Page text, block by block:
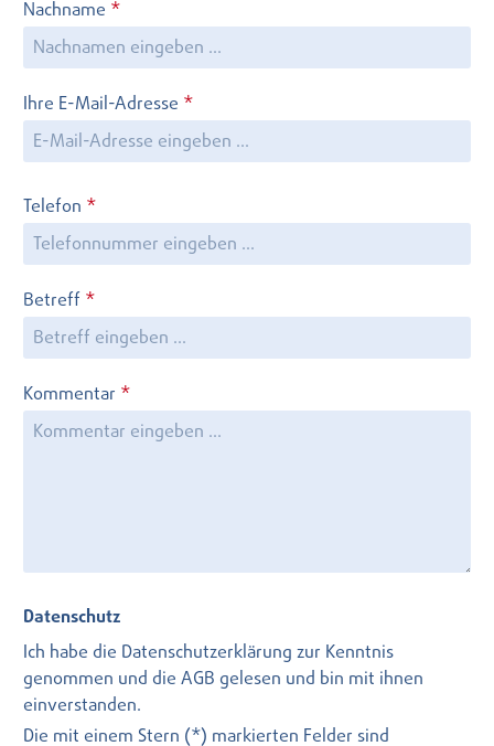
Nachname *
Ihre E-Mail-Adresse *
Telefon *
Betreff *
Kommentar *
Datenschutz
Ich habe die Datenschutzerklärung zur Kenntnis
genommen und die AGB gelesen und bin mit ihnen
einverstanden.
Die mit einem Stern (*) markierten Felder sind